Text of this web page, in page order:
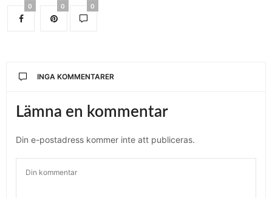
0 0 0
INGA KOMMENTARER
Lämna en kommentar
Din e-postadress kommer inte att publiceras.